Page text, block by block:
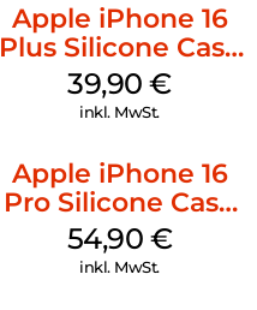
Apple iPhone 16
Plus Silicone Case
MagSafe Plum
39,90€
inkl. MwSt.
Apple iPhone 16
Pro Silicone Case
MagSafe Black
54,90 €
inkl. MwSt.